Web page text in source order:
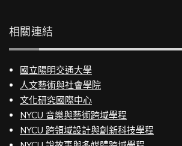
相關連結
國立陽明交通大學
人文藝術與社會學院
文化研究國際中心
NYCU 音樂與藝術跨域學程
NYCU 跨領域設計與創新科技學程